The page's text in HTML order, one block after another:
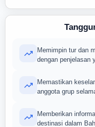
Memimpin tur dan
dengan penjelasan
Memastikan
anggota grup
Memberikan
destinasi dalam